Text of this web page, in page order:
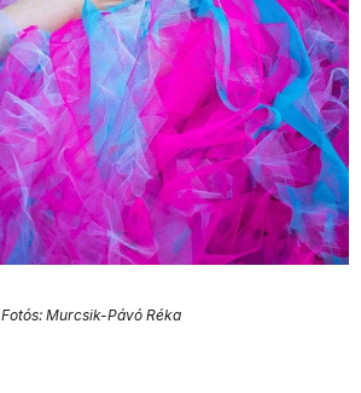
Fotós: Murcsik-Pávó Réka